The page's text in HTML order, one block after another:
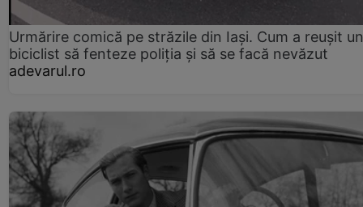
Urmărire comică pe străzile din Iași. Cum a reușit un
biciclist să fenteze poliția și să se facă nevăzut
adevarul.ro